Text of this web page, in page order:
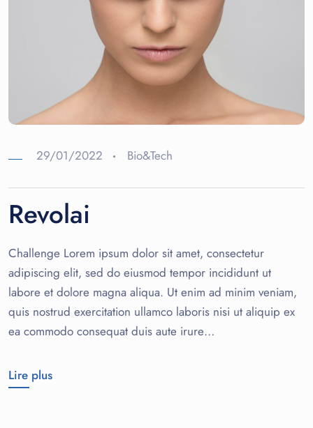
29/01/2022 Bio&Tech
Revolai
Challenge Lorem ipsum dolor sit amet, consectetur
adipiscing elit, sed do eiusmod tempor incididunt ut
labore et dolore magna aliqua. Ut enim ad minim veniam,
quis nostrud exercitation ullamco laboris nisi ut aliquip ex
ea commodo consequat duis aute irure…
Lire plus